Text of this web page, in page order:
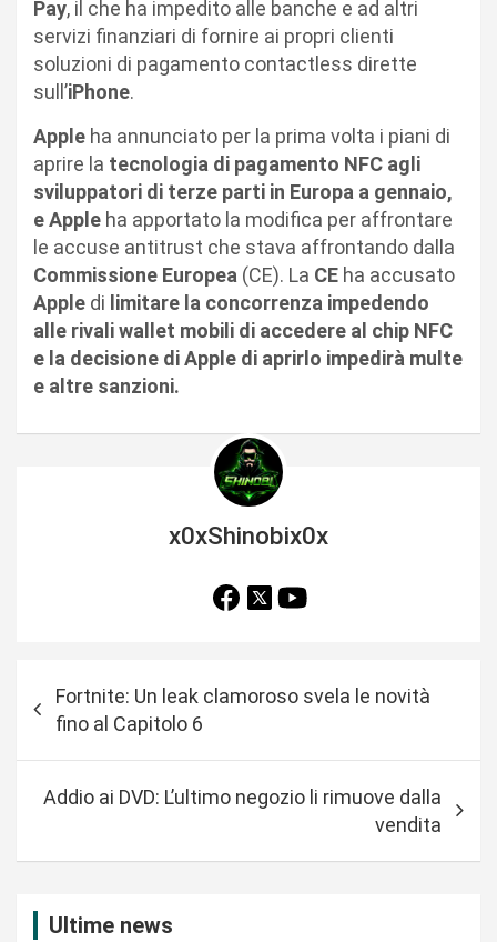
Pay, il che ha impedito alle banche e ad altri
servizi finanziari di fornire ai propri clienti
soluzioni di pagamento contactless dirette
sull’iPhone.
Apple ha annunciato per la prima volta i piani di
aprire la tecnologia di pagamento NFC agli
sviluppatori di terze parti in Europa a gennaio,
e Apple ha apportato la modifica per affrontare
le accuse antitrust che stava affrontando dalla
Commissione Europea (CE). La CE ha accusato
Apple di limitare la concorrenza impedendo
alle rivali wallet mobili di accedere al chip NFC
e la decisione di Apple di aprirlo impedirà multe
e altre sanzioni.
x0xShinobix0x
a
Fortnite: Un leak clamoroso svela le novità
fino al Capitolo 6
Addio ai DVD: L’ultimo negozio li rimuove dalla
vendita
Ultime news